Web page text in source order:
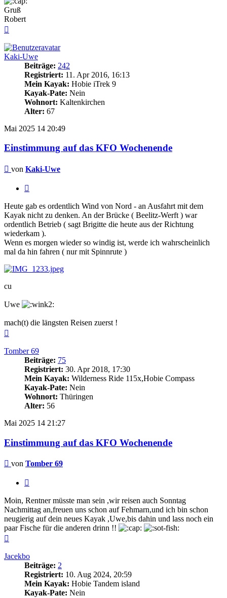
Gruß
Robert
Kaki-Uwe
Beiträge: 242
Registriert: 11. Apr 2016, 16:13
Mein Kayak: Hobie iTrek 9
Kayak-Pate: Nein
Wohnort: Kaltenkirchen
Alter: 67
Mai 2025 14 20:49
Einstimmung auf das KFO Wochenende
Beitrag
von Kaki-Uwe
Heute gab es ordentlich Wind von Nord - an Ausfahrt mit dem
Kayak nicht zu denken. An der Brücke ( Beelitz-Werft ) war
ordentlich Betrieb ( sagt Brigitte die heute aus der Richtung
wiederkam ).
Wenn es morgen wieder so windig ist, werde ich wahrscheinlich
mal da hin fahren ( nur mit Spinnrute )
cu
Uwe
mach(t) die längsten Reisen zuerst !
Tomber 69
Beiträge: 75
Registriert: 30. Apr 2018, 17:30
Mein Kayak: Wilderness Ride 115x,Hobie Compass
Kayak-Pate: Nein
Wohnort: Thüringen
Alter: 56
Mai 2025 14 21:27
Einstimmung auf das KFO Wochenende
Beitrag
von Tomber 69
Moin, Rentner müsste man sein ,wir reisen auch Sonntag
Nachmittag an,freuen uns schon auf Fehmarn,und ich bin schon
neugierig auf dein neues Kayak ,Uwe,bis dahin und lass noch ein
paar Fische für die anderen drinn !!
Jacekbo
Beiträge: 2
Registriert: 10. Aug 2024, 20:59
Mein Kayak: Hobie Tandem island
Kayak-Pate: Nein